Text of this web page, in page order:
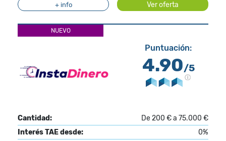
+ info Ver oferta
NUEVO
Puntuación:
4.90/5
Cantidad:
De 200 € a 75.000 €
Interés TAE desde:
0%